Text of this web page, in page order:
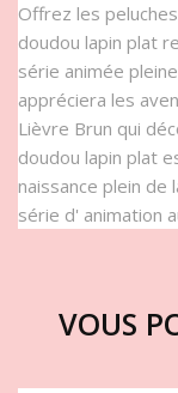
Offrez les
doudou lapin plat
série animée
appréciera les
Lièvre Brun qui
doudou lapin plat
naissance plein de
série d' animation
VOUS